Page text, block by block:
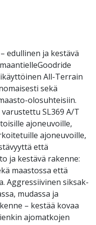
edullinen ja kestävä
All-Terrain
sekä
olosuhteisiin.
SL369 A/T
ajoneuvoille,
ajoneuvoille,
että
ja kestävä rakenne:
maastossa että
Aggressiivinen siksak-
mudassa ja
– kestää kovaa
ajomatkojen